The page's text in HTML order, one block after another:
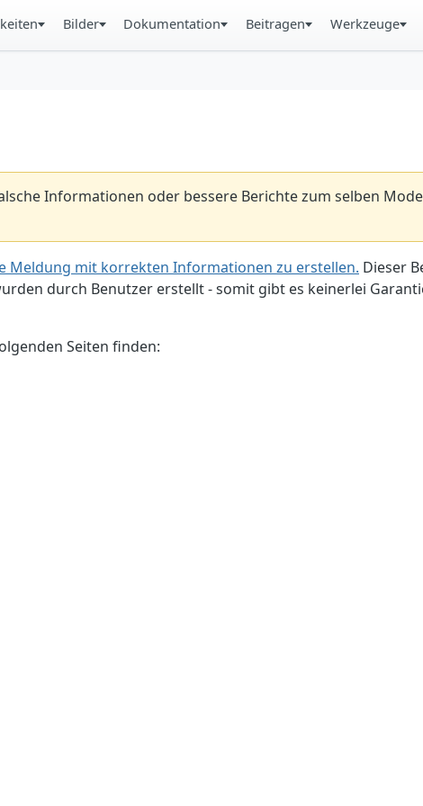
Bilder Dokumentation Beitragen Werkzeuge
Informationen oder bessere Berichte zum selben
Meldung mit korrekten Informationen zu erstellen. Dieser
durch Benutzer erstellt - somit gibt es keinerlei
Seiten finden: